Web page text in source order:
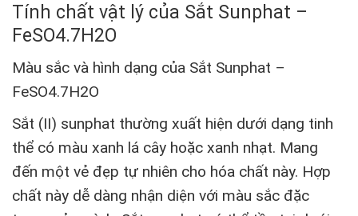
Tính chất vật lý của Sắt Sunphat –
FeSO4.7H2O
Màu sắc và hình dạng của Sắt Sunphat –
FeSO4.7H2O
Sắt (II) sunphat thường xuất hiện dưới dạng tinh
thể có màu xanh lá cây hoặc xanh nhạt. Mang
đến một vẻ đẹp tự nhiên cho hóa chất này. Hợp
chất này dễ dàng nhận diện với màu sắc đặc